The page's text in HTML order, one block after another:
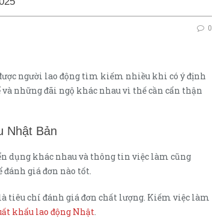
0
người lao động tìm kiếm nhiều khi có ý định
những đãi ngộ khác nhau vì thế cần cẩn thận
Nhật Bản
dụng khác nhau và thông tin việc làm cũng
giá đơn nào tốt.
tiêu chí đánh giá đơn chất lượng. Kiếm việc làm
khẩu lao động Nhật.